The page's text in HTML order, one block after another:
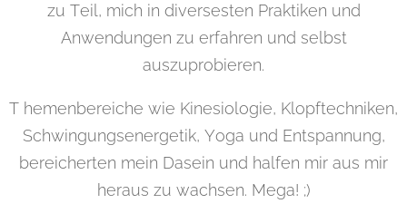
zu Teil, mich in diversesten Praktiken und
Anwendungen zu erfahren und selbst
auszuprobieren.
T hemenbereiche wie Kinesiologie, Klopftechniken,
Schwingungsenergetik, Yoga und Entspannung,
bereicherten mein Dasein und halfen mir aus mir
heraus zu wachsen. Mega! ;)